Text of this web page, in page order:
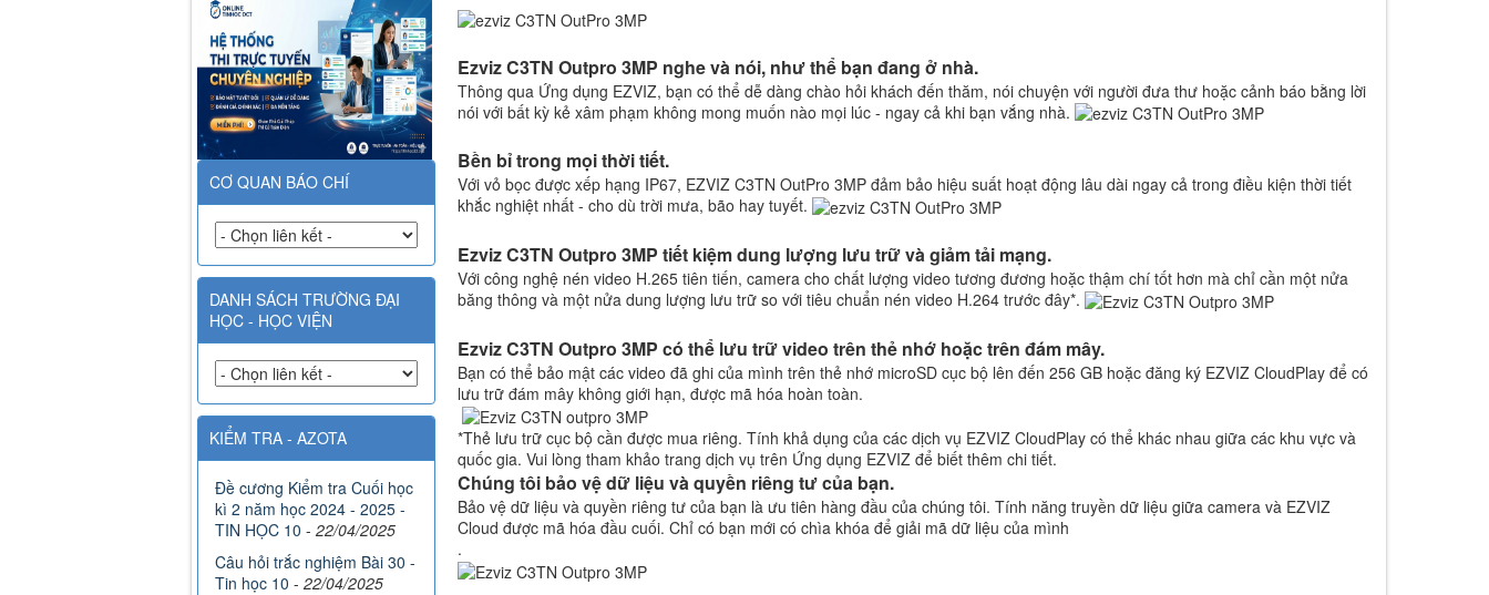
Ezviz C3TN Outpro 3MP nghe và nói, như thể bạn đang ở nhà.
Thông qua Ứng dụng EZVIZ, bạn có thể dễ dàng chào hỏi khách đến thăm, nói chuyện với người đưa thư hoặc cảnh báo bằng lời
nói với bất kỳ kẻ xâm phạm không mong muốn nào mọi lúc - ngay cả khi bạn vắng nhà.
Bền bỉ trong mọi thời tiết.
Với vỏ bọc được xếp hạng IP67, EZVIZ C3TN OutPro 3MP đảm bảo hiệu suất hoạt động lâu dài ngay cả trong điều kiện thời tiết
khắc nghiệt nhất - cho dù trời mưa, bão hay tuyết.
Ezviz C3TN Outpro 3MP tiết kiệm dung lượng lưu trữ và giảm tải mạng.
Với công nghệ nén video H.265 tiên tiến, camera cho chất lượng video tương đương hoặc thậm chí tốt hơn mà chỉ cần một nửa
băng thông và một nửa dung lượng lưu trữ so với tiêu chuẩn nén video H.264 trước đây*.
Ezviz C3TN Outpro 3MP có thể lưu trữ video trên thẻ nhớ hoặc trên đám mây.
Bạn có thể bảo mật các video đã ghi của mình trên thẻ nhớ microSD cục bộ lên đến 256 GB hoặc đăng ký EZVIZ CloudPlay để có
lưu trữ đám mây không giới hạn, được mã hóa hoàn toàn.
*Thẻ lưu trữ cục bộ cần được mua riêng. Tính khả dụng của các dịch vụ EZVIZ CloudPlay có thể khác nhau giữa các khu vực và
quốc gia. Vui lòng tham khảo trang dịch vụ trên Ứng dụng EZVIZ để biết thêm chi tiết.
Chúng tôi bảo vệ dữ liệu và quyền riêng tư của bạn.
Bảo vệ dữ liệu và quyền riêng tư của bạn là ưu tiên hàng đầu của chúng tôi. Tính năng truyền dữ liệu giữa camera và EZVIZ
Cloud được mã hóa đầu cuối. Chỉ có bạn mới có chìa khóa để giải mã dữ liệu của mình
.
CƠ QUAN BÁO CHÍ
DANH SÁCH TRƯỜNG ĐẠI
HỌC - HỌC VIỆN
KIỂM TRA - AZOTA
Đề cương Kiểm tra Cuối học
kì 2 năm học 2024 - 2025 -
TIN HỌC 10 - 22/04/2025
Câu hỏi trắc nghiệm Bài 30 -
Tin học 10 - 22/04/2025